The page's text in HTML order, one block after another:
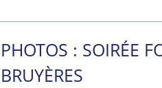
PHOTOS : SOIRÉE
BRUYÈRES